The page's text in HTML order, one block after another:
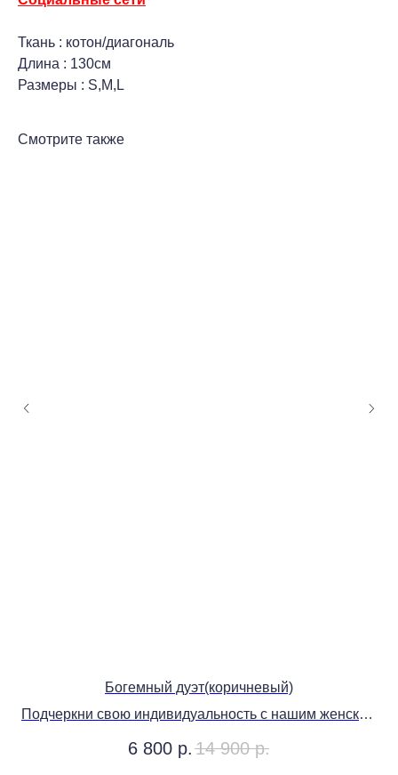
Ткань : котон/диагональ
Длина : 130см
Размеры : S,M,L
Смотрите также
Богемный дуэт(коричневый)
Подчеркни свою индивидуальность с нашим женским
6 800 р. 14 900 р.